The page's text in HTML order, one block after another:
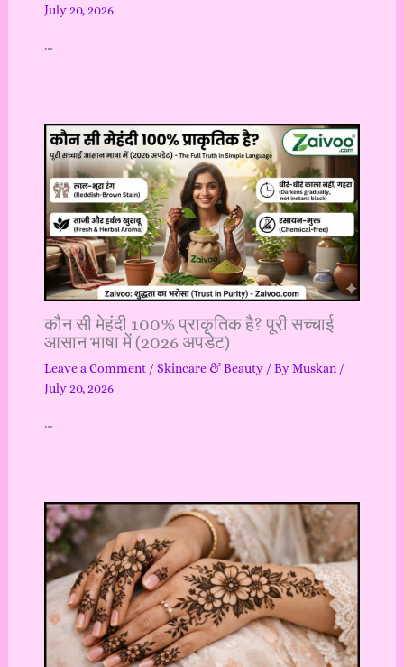
July 20, 2026
…
कौन सी मेहंदी 100% प्राकृतिक है? पूरी सच्चाई
आसान भाषा में (2026 अपडेट)
Leave a Comment / Skincare & Beauty/ ByMuskan /
July 20, 2026
…